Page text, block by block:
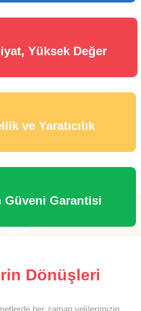
Yüksek Değer
ve Yaratıcılık
Güveni Garantisi
Dönüşleri